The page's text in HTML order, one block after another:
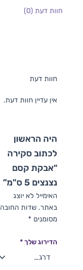
חוות דעת (0)
חוות דעת
אין עדיין חוות דעת.
היה הראשון
לכתוב סקירה
“אבקת קסם
נצנצים 5 ס"מ”
האימייל לא יוצג
באתר. שדות החובה
מסומנים *
הדירוג שלך*